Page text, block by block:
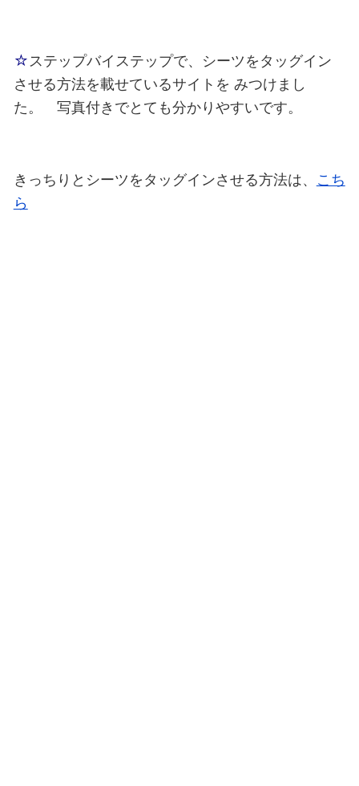
☆ ステップバイステップで、シーツをタッグイン
させる方法を載せているサイトを みつけまし
た。 写真付きでとても分かりやすいです。
きっちりとシーツをタッグインさせる方法は、
こち
ら